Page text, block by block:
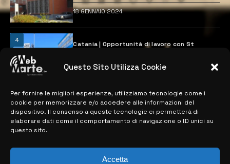
Questo Sito Utilizza Cookie
Per fornire le migliori esperienze, utilizziamo tecnologie come i
cookie per memorizzare e/o accedere alle informazioni del
dispositivo. Il consenso a queste tecnologie ci permetterà di
elaborare dati come il comportamento di navigazione o ID unici su
questo sito.
Accetta
18 GENNAIO 2024
4
Catania | Opportunità di lavoro con St
28 MARZO 2024
MAPPA DEL SITO
> NOTIZIE